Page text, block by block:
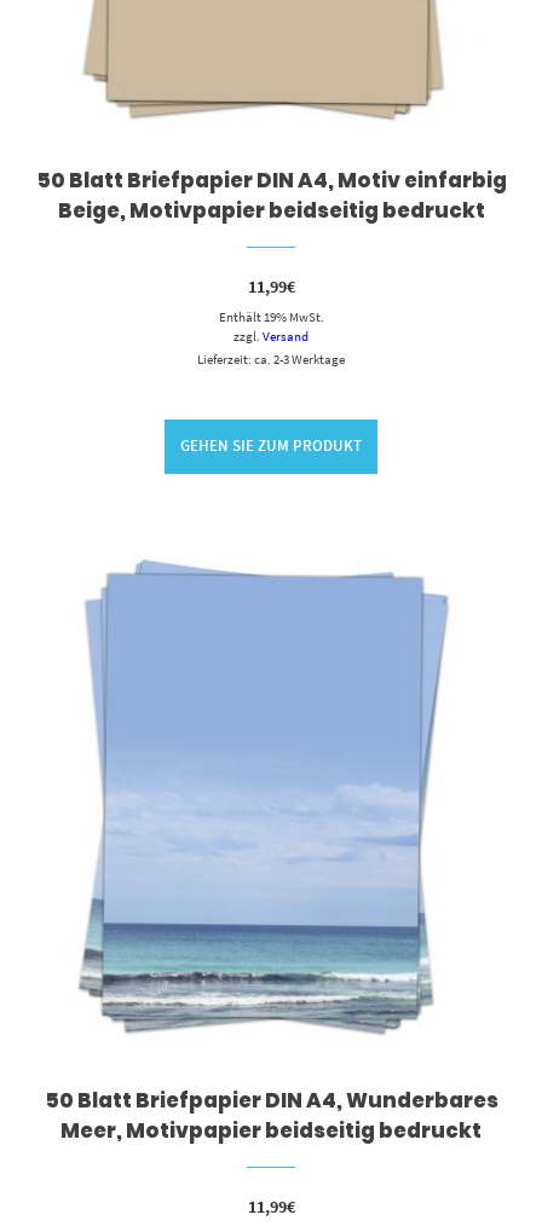
50 Blatt Briefpapier DIN A4, Motiv einfarbig
Beige, Motivpapier beidseitig bedruckt
11,99€
Enthält 19% MwSt.
zzgl. Versand
Lieferzeit: ca. 2-3 Werktage
GEHEN SIE ZUM PRODUKT
50 Blatt Briefpapier DIN A4, Wunderbares
Meer, Motivpapier beidseitig bedruckt
11,99€